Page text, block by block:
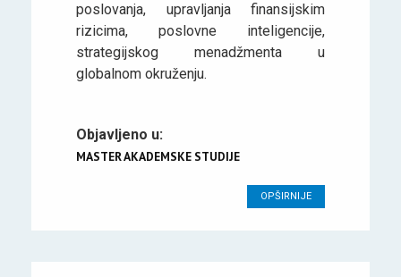
poslovanja, upravljanja finansijskim
rizicima, poslovne inteligencije,
strategijskog menadžmenta u
globalnom okruženju.
Objavljeno u:
MASTER AKADEMSKE STUDIJE
OPŠIRNIJE